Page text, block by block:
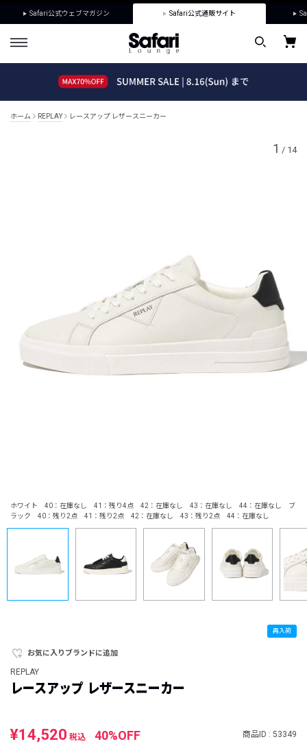
Safari公式ウェブマガジン Safari公式通販サイト
ホーム REPLAY レースアップ レザースニーカー
ホワイト 40：在庫なし 41：残り4点 42：在庫なし 43：在庫なし 44：在庫なし ブ
ラック 40：残り2点 41：残り2点 42：在庫なし 43：残り2点 44：在庫なし
1 / 14
再入荷
お気に入りブランドに追加
REPLAY
レースアップ レザースニーカー
¥14,520 税込 40%OFF 商品ID : 53349